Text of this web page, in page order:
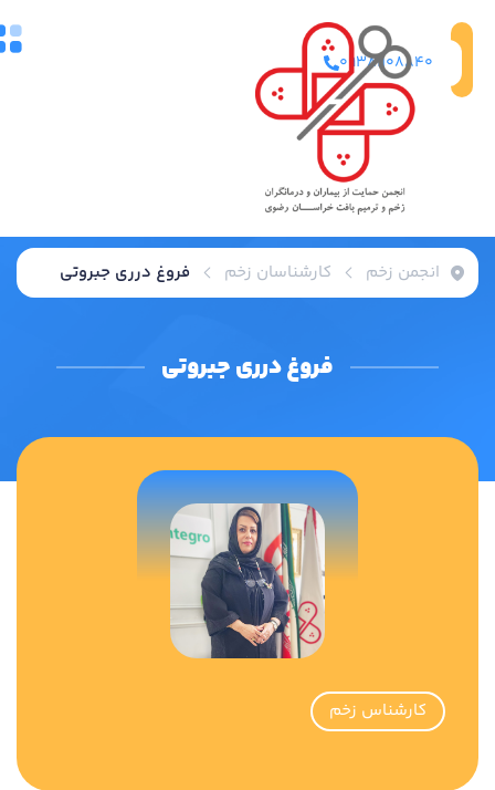
تماس
با ما09381108840
انجمن زخم کارشناسان زخم فروغ درری جبروتی
فروغ درری جبروتی
کارشناس زخم